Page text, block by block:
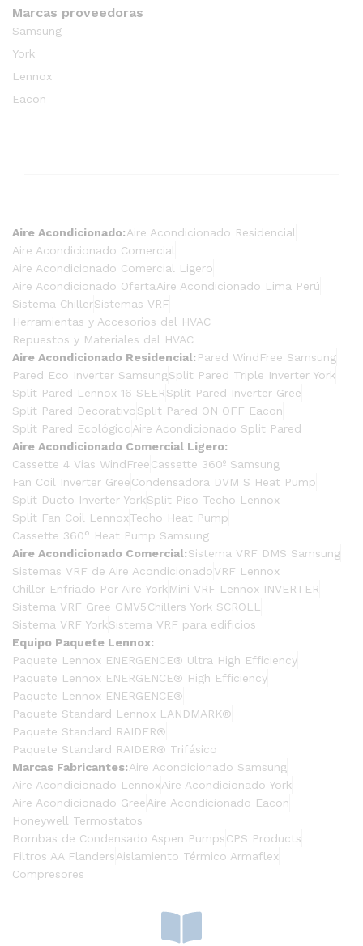
Marcas proveedoras
Samsung
York
Lennox
Eacon
Aire Acondicionado:Aire Acondicionado Residencial
Aire Acondicionado Comercial
Aire Acondicionado Comercial Ligero
Aire Acondicionado OfertaAire Acondicionado Lima Perú
Sistema ChillerSistemas VRF
Herramientas y Accesorios del HVAC
Repuestos y Materiales del HVAC
Aire Acondicionado Residencial: Pared WindFree Samsung
Pared Eco Inverter SamsungSplit Pared Triple Inverter York
Split Pared Lennox 16 SEERSplit Pared Inverter Gree
Split Pared DecorativoSplit Pared ON OFF Eacon
Split Pared EcológicoAire Acondicionado Split Pared
Aire Acondicionado Comercial Ligero:
Cassette 4 Vias WindFreeCassette 360º Samsung
Fan Coil Inverter GreeCondensadora DVM S Heat Pump
Split Ducto Inverter YorkSplit Piso Techo Lennox
Split Fan Coil LennoxTecho Heat Pump
Cassette 360° Heat Pump Samsung
Aire Acondicionado Comercial:Sistema VRF DMS Samsung
Sistemas VRF de Aire AcondicionadoVRF Lennox
Chiller Enfriado Por Aire York Mini VRF Lennox INVERTER
Sistema VRF Gree GMV5Chillers York SCROLL
Sistema VRF YorkSistema VRF para edificios
Equipo Paquete Lennox:
Paquete Lennox ENERGENCE® Ultra High Efficiency
Paquete Lennox ENERGENCE® High Efficiency
Paquete Lennox ENERGENCE®
Paquete Standard Lennox LANDMARK®
Paquete Standard RAIDER®
Paquete Standard RAIDER® Trifásico
Marcas Fabricantes:Aire Acondicionado Samsung
Aire Acondicionado LennoxAire Acondicionado York
Aire Acondicionado GreeAire Acondicionado Eacon
Honeywell Termostatos
Bombas de Condensado Aspen PumpsCPS Products
Filtros AA FlandersAislamiento Térmico Armaflex
Compresores